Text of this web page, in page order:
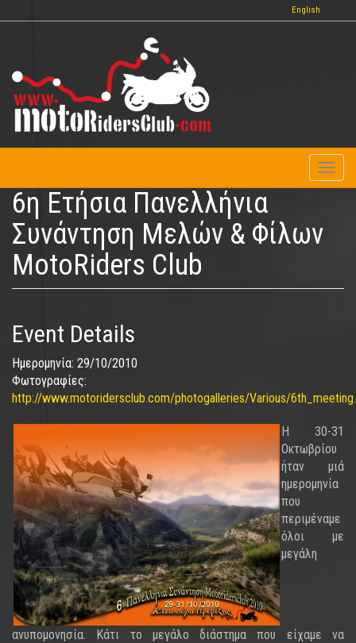
προς
περιεχόμενο
English
6η Ετήσια Πανελλήνια
Συνάντηση Μελών & Φίλων
MotoRiders Club
Event Details
Ημερομηνία: 29/10/2010
Φωτογραφίες:
http://www.motoridersclub.com/photogalleries/Various/
Η 30-31
Οκτωβρίου
ήταν μιά
ημερομηνία
που
περιμέναμε
όλοι με
μεγάλη
ανυπομονησία. Κάτι το μεγάλο διάστημα που είχαμε να